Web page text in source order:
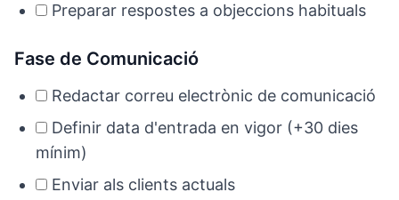
Preparar respostes a objeccions habituals
Fase de Comunicació
Redactar correu electrònic de comunicació
Definir data d'entrada en vigor (+30 dies
mínim)
Enviar als clients actuals